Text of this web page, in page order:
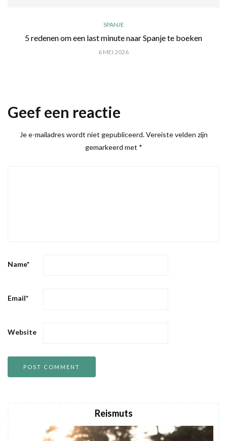
SPANJE
5 redenen om een last minute naar Spanje te boeken
6 MEI 2026
Geef een reactie
Je e-mailadres wordt niet gepubliceerd. Vereiste velden zijn
gemarkeerd met *
Name*
Email*
Website
Reismuts